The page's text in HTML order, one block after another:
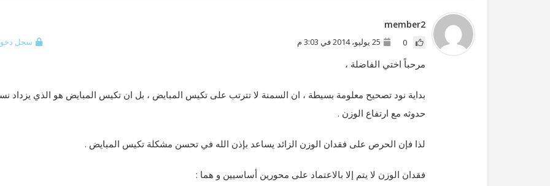
member2
0 25 يوليو، 2014 في 3:03 م سجل
مرحباً اختي الفاضلة ،
بداية نود تصحيح معلومة بسيطة ، ان السمنة لا تترتب على تكيس المبايض ، بل ان تكيس المبايض هو الذي يزداد
حدوثه مع ارتفاع الوزن .
لذا فإن الحرص على فقدان الوزن الزائد يساعد بإذن الله في تحسن مشكلة تكيس المبايض .
فقدان الوزن لا يتم إلا بالاعتماد على محورين أساسيين و هما :